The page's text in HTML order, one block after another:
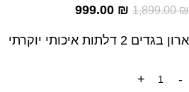
1,899.00₪
999.00 ₪
ארון בגדים 2 דלתות איכותי יוקרתי